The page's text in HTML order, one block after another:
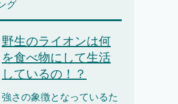
グ
野生のライオンは何
を食べ物にして生活
しているの！？
強さの象徴となっているた